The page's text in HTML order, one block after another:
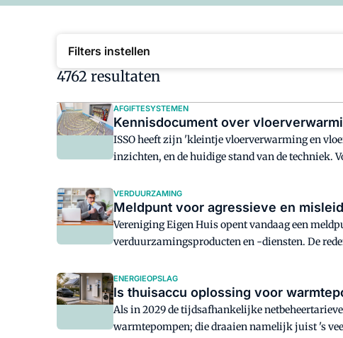
Filters instellen
4762 resultaten
AFGIFTESYSTEMEN
Kennisdocument over
ISSO heeft zijn 'kleintje vloerverwarming en
inzichten, en de huidige stand van de techniek.
VERDUURZAMING
Meldpunt voor agressieve en
Vereniging Eigen Huis opent vandaag een
verduurzamingsproducten en -diensten. De
ENERGIEOPSLAG
Is thuisaccu oplossing voor
Als in 2029 de tijdsafhankelijke
warmtepompen; die draaien namelijk juist 's